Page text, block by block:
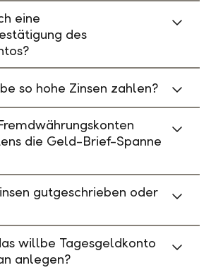
eine
des
so hohe Zinsen zahlen?
die Geld-Brief-Spanne
gutgeschrieben oder
willbe Tagesgeldkonto
anlegen?